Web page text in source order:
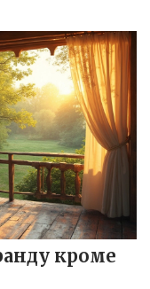
кроме